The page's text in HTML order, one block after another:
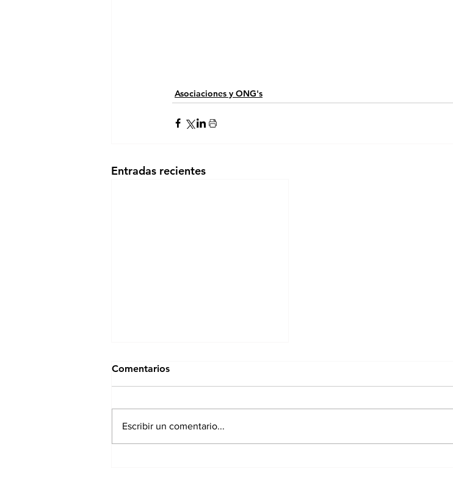
Asociaciones y ONG's
Entradas recientes
Comentarios
Escribir un comentario...